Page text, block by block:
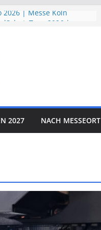
2026 | Messe Köln
EXPO 2026 | Messe
2027 NACH MESSEORT